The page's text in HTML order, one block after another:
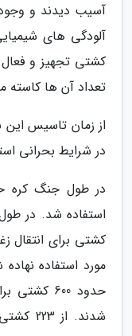
آسیب دیدند و
کشتی تجهیز و فعال
تعداد آن ها کاسته
از زمان تاسیس
در شرایط بحرانی
کشتی برای انتقال
حدود 600